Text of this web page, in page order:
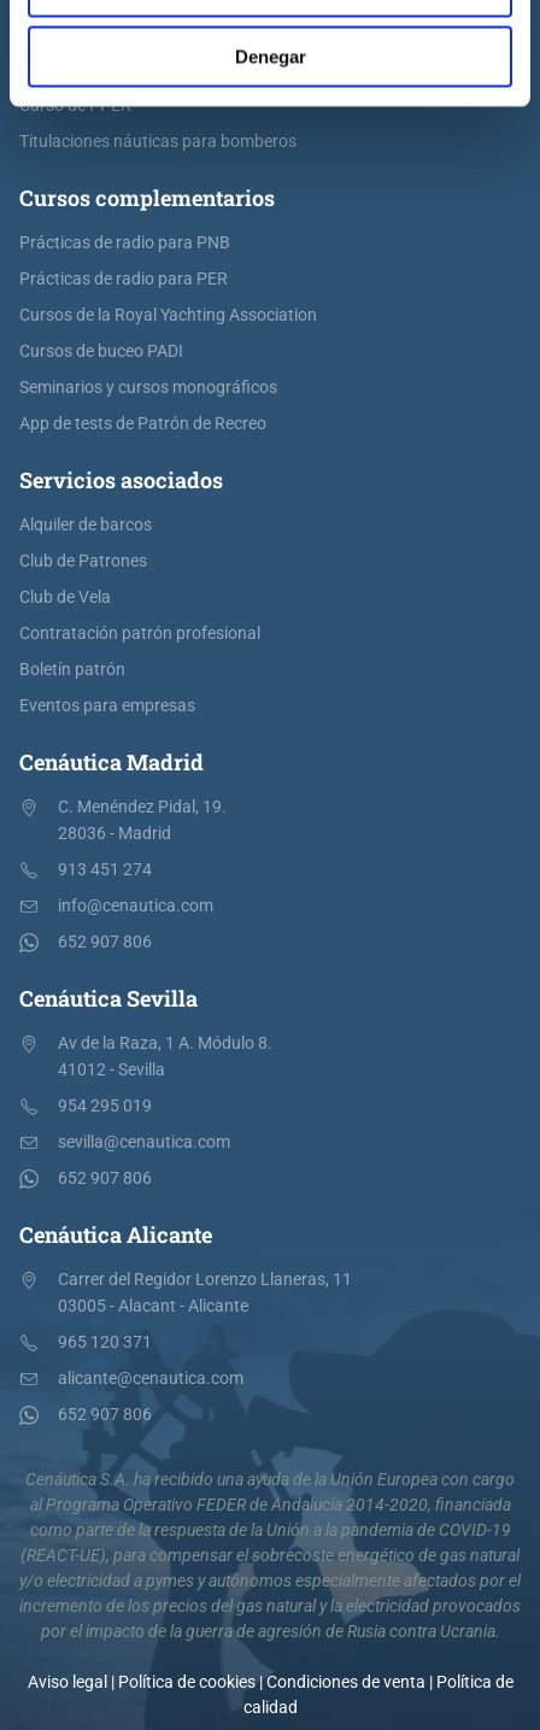
Denegar
Curso de Patrón de Yate
Curso de PPER
Titulaciones náuticas para bomberos
Cursos complementarios
Prácticas de radio para PNB
Prácticas de radio para PER
Cursos de la Royal Yachting Association
Cursos de buceo PADI
Seminarios y cursos monográficos
App de tests de Patrón de Recreo
Servicios asociados
Alquiler de barcos
Club de Patrones
Club de Vela
Contratación patrón profesional
Boletín patrón
Eventos para empresas
Cenáutica Madrid
C. Menéndez Pidal, 19.
28036 - Madrid
913 451 274
info@cenautica.com
652 907 806
Cenáutica Sevilla
Av de la Raza, 1 A. Módulo 8.
41012 - Sevilla
954 295 019
sevilla@cenautica.com
652 907 806
Cenáutica Alicante
Carrer del Regidor Lorenzo Llaneras, 11
03005 - Alacant - Alicante
965 120 371
alicante@cenautica.com
652 907 806
Cenáutica S.A. ha recibido una ayuda de la Unión Europea con cargo
al Programa Operativo FEDER de Andalucía 2014-2020, financiada
como parte de la respuesta de la Unión a la pandemia de COVID-19
(REACT-UE), para compensar el sobrecoste energético de gas natural
y/o electricidad a pymes y autónomos especialmente afectados por el
incremento de los precios del gas natural y la electricidad provocados
por el impacto de la guerra de agresión de Rusia contra Ucrania.
Aviso legal| Política de cookies|Condiciones de venta | Política de
calidad